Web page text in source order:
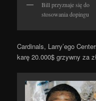
Bill przyznaje się do
stosowania dopingu
Cardinals, Larry’ego
karę 20.000$ grzywny za